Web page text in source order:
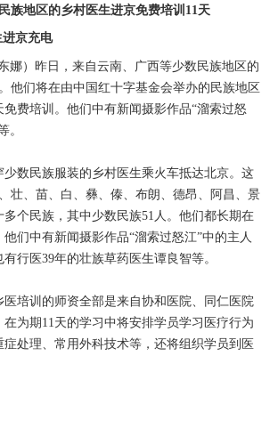
族地区的乡村医生进京免费培训11天
京充电
）昨日，来自云南、广西等少数民族地区的
他们将在由中国红十字基金会举办的民族地区
免费培训。他们中有新闻摄影作品“溜索过怒
。
民族服装的乡村医生乘火车抵达北京。这
壮、苗、白、彝、傣、布朗、德昂、阿昌、景
多个民族，其中少数民族51人。他们都长期在
们中有新闻摄影作品“溜索过怒江”中的主人
行医39年的壮族草药医生谭良智等。
训的师资全部是来自协和医院、同仁医院
为期11天的学习中将安排学员学习医疗行为
处理、常用外科技术等，还将组织学员到医